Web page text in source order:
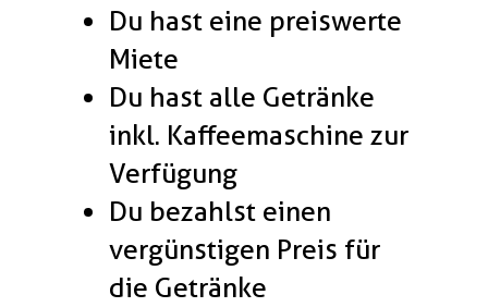
Du hast eine preiswerte
Miete
Du hast alle Getränke
inkl. Kaffeemaschine zur
Verfügung
Du bezahlst einen
vergünstigen Preis für
die Getränke